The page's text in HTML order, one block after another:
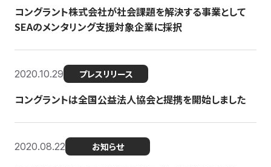
コングラント株式会社が社会課題を解決する事業として
SEAのメンタリング支援対象企業に採択
2020.10.29 プレスリリース
コングラントは全国公益法人協会と提携を開始しました
2020.08.22 お知らせ